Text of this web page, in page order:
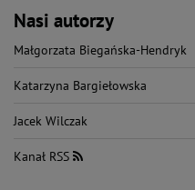
Nasi autorzy
Małgorzata Biegańska-Hendryk
Katarzyna Bargiełowska
Jacek Wilczak
Kanał RSS